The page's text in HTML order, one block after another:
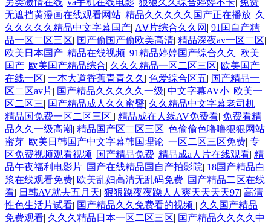
另类激情在线| va手机在线电影| 狠狠久久综合婷婷不卡| 免费
无遮挡黄漫画在线观看网站| 精品久久久久久国产正在播放| 久
久久久久久精品中文字幕国产| AⅤ片综合久久网 | 91国自产精
品一区二区三区| 国产偷国产偷欧美高清| 精品深夜av一区二区|
欧美日本国产| 精品在线视频| 91精品婷婷国产综合久久 | 欧美
国产| 欧美国产精品综合| 久久久精品一区二区三区| 欧美国产
在线一区| 一本大道香蕉青青久久 | 色爱综合区五| 国产精品一
区二区av片| 国产精品久久久久久一级| 中文字幕AV小| 欧美一
区二区三| 国产精品成人久久蜜臀| 久久精品中文字幕老司机|
精品国免费一区二区三区 | 精品成在人线AV免费看| 免费看精
品久久一级高潮| 精品国产区二区三区| 色偷偷色噜噜狠狠网站
蜜芽| 欧美日韩国产中文字幕韩国理论| 一区二区三区免费| 专
区免费视频观看视频| 国产精品免费| 精品成a人片在线观看| 精
品午夜福利电影片| 国产在线精品国自产拍影院| 18国产精品白
浆在线观看免费| 欧美乱妇高清无乱码免费| 国产精品二区在线
看| 日韩AV就去五月天| 狠狠躁夜夜躁人人爽天天天天97| 高清
性色生活片试看| 国产精品久久免费看的视频 | 久久国产精品
免费观看| 久久久精品日本一区二区三区| 国产精品久久久久中